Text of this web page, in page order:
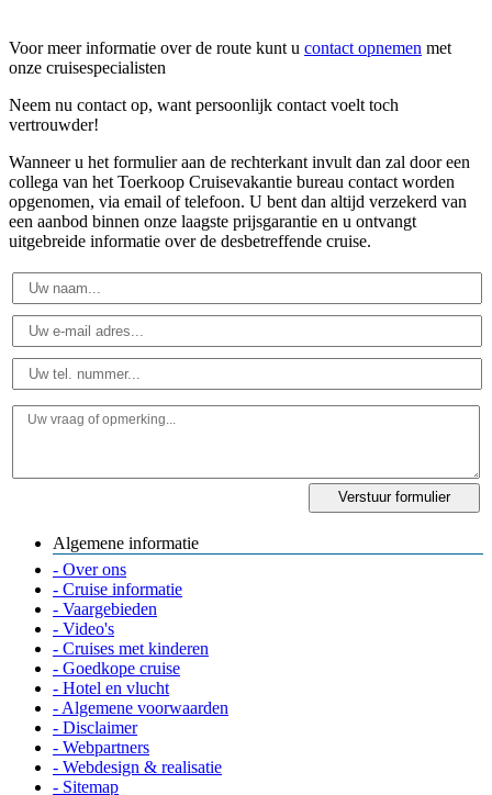
Voor meer informatie over de route kunt u contact opnemen met
onze cruisespecialisten
Neem nu contact op, want persoonlijk contact voelt toch
vertrouwder!
Wanneer u het formulier aan de rechterkant invult dan zal door een
collega van het Toerkoop Cruisevakantie bureau contact worden
opgenomen, via email of telefoon. U bent dan altijd verzekerd van
een aanbod binnen onze laagste prijsgarantie en u ontvangt
uitgebreide informatie over de desbetreffende cruise.
Algemene informatie
- Over ons
- Cruise informatie
- Vaargebieden
- Video's
- Cruises met kinderen
- Goedkope cruise
- Hotel en vlucht
- Algemene voorwaarden
- Disclaimer
- Webpartners
- Webdesign & realisatie
- Sitemap